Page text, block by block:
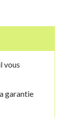
vous
garantie